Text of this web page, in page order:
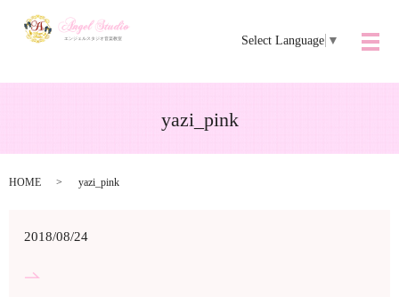
Select Language ▼
メ
yazi_pink
HOME yazi_pink
2018/08/24